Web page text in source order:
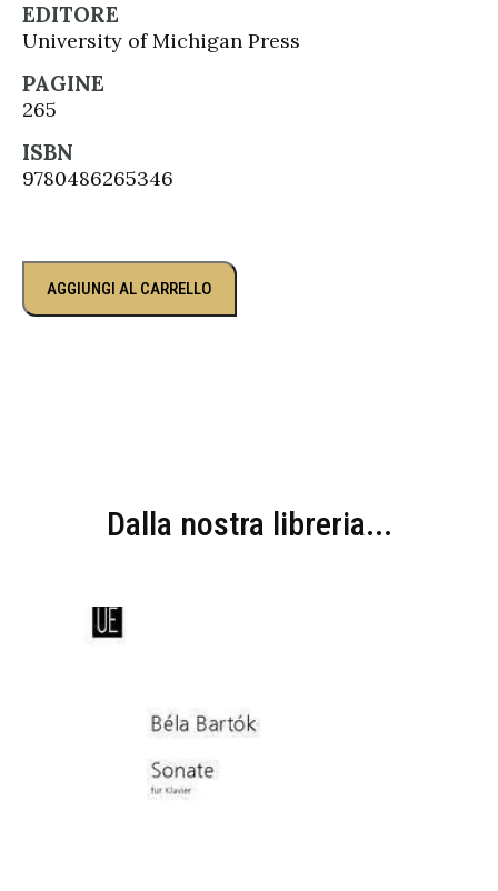
EDITORE
University of Michigan Press
PAGINE
265
ISBN
9780486265346
AGGIUNGI AL CARRELLO
Dalla nostra libreria...